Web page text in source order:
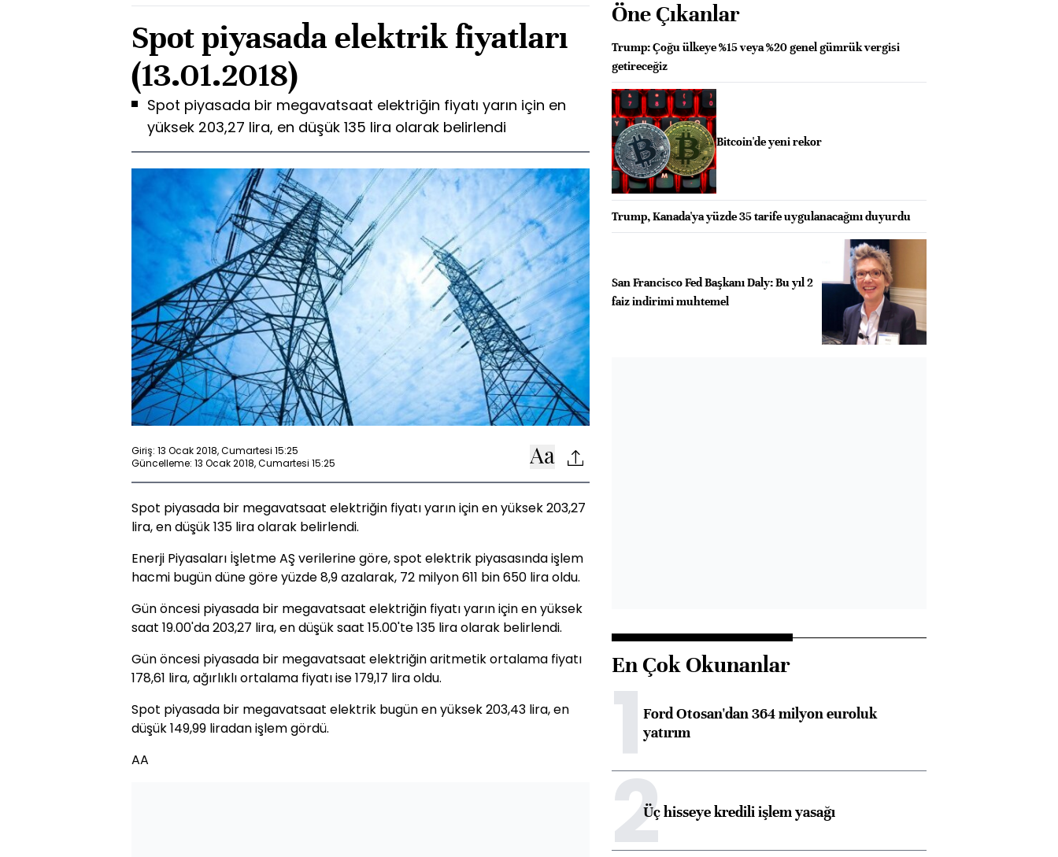
Spot piyasada elektrik fiyatları
(13.01.2018)
Spot piyasada bir megavatsaat elektriğin fiyatı yarın için en
yüksek 203,27 lira, en düşük 135 lira olarak belirlendi
Giriş: 13 Ocak 2018, Cumartesi 15:25
Güncelleme: 13 Ocak 2018, Cumartesi 15:25
Spot piyasada bir megavatsaat elektriğin fiyatı yarın için en yüksek 203,27
lira, en düşük 135 lira olarak belirlendi.
Enerji Piyasaları İşletme AŞ verilerine göre, spot elektrik piyasasında işlem
hacmi bugün düne göre yüzde 8,9 azalarak, 72 milyon 611 bin 650 lira oldu.
Gün öncesi piyasada bir megavatsaat elektriğin fiyatı yarın için en yüksek
saat 19.00'da 203,27 lira, en düşük saat 15.00'te 135 lira olarak belirlendi.
Gün öncesi piyasada bir megavatsaat elektriğin aritmetik ortalama fiyatı
178,61 lira, ağırlıklı ortalama fiyatı ise 179,17 lira oldu.
Spot piyasada bir megavatsaat elektrik bugün en yüksek 203,43 lira, en
düşük 149,99 liradan işlem gördü.
AA
Öne Çıkanlar
Trump: Çoğu ülkeye %15 veya %20 genel gümrük vergisi
getireceğiz
Bitcoin'de yeni rekor
Trump, Kanada'ya yüzde 35 tarife uygulanacağını duyurdu
San Francisco Fed Başkanı Daly: Bu yıl 2
faiz indirimi muhtemel
En Çok Okunanlar
1Ford Otosan'dan 364 milyon euroluk
yatırım
2Üç hisseye kredili işlem yasağı